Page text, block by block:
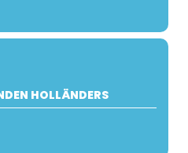
HOLLÄNDERS